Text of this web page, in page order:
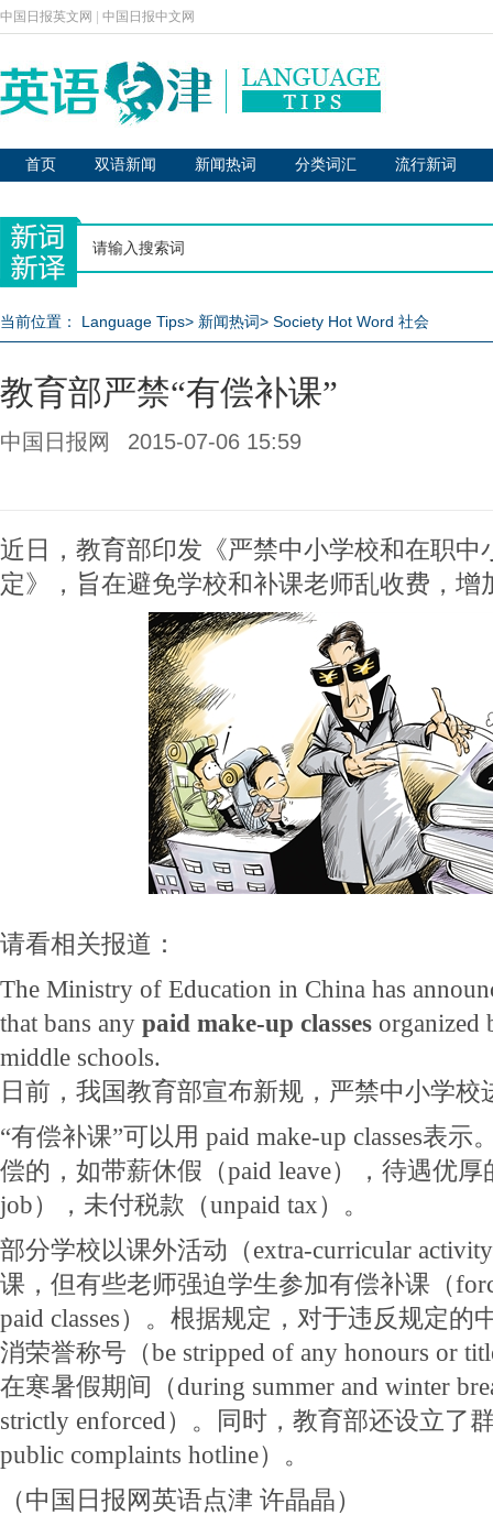
中国日报英文网 中国日报中文网
首页 双语新闻 新闻热词 分类词汇 流行新词
当前位置： Language Tips> 新闻热词> Society Hot Word 社会
教育部严禁“有偿补课”
中国日报网 2015-07-06 15:59
近日，教育部印发《严禁中小学校和在职中
定》，旨在避免学校和补课老师乱收费，增
请看相关报道：
The Ministry of Education in China has
that bans any paid make-up classes organized
middle schools.
日前，我国教育部宣布新规，严禁中小学校
“有偿补课”可以用 paid make-up classes表示
偿的，如带薪休假（paid leave），待遇优厚
job），未付税款（unpaid tax）。
部分学校以课外活动（extra-curricular
课，但有些老师强迫学生参加有偿补课（
paid classes）。根据规定，对于违反规定的
消荣誉称号（be stripped of any honours or
在寒暑假期间（during summer and winter
strictly enforced）。同时，教育部还设立了
public complaints hotline）。
（中国日报网英语点津 许晶晶）